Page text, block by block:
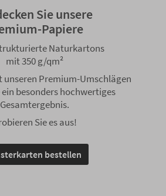
Sie unsere
Papiere
Naturkartons
mit 350 g/qm²
unseren Premium-Umschlägen
ein besonders hochwertiges
Gesamtergebnis.
Sie es aus!
bestellen